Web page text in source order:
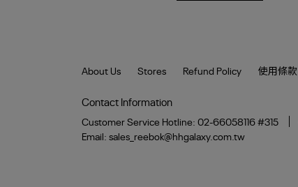
About Us Stores Refund Policy 使用條款
Contact Information
Customer Service Hotline: 02-66058116 #315
Email: sales_reebok@hhgalaxy.com.tw